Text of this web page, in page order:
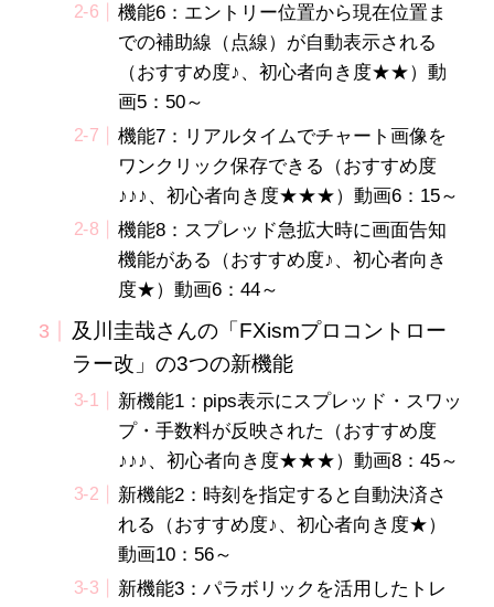
機能6：エントリー位置から現在位置ま
での補助線（点線）が自動表示される
（おすすめ度♪、初心者向き度★★）動
画5：50～
機能7：リアルタイムでチャート画像を
ワンクリック保存できる（おすすめ度
♪♪♪、初心者向き度★★★）動画6：15～
機能8：スプレッド急拡大時に画面告知
機能がある（おすすめ度♪、初心者向き
度★）動画6：44～
及川圭哉さんの「FXismプロコントロー
ラー改」の3つの新機能
新機能1：pips表示にスプレッド・スワッ
プ・手数料が反映された（おすすめ度
♪♪♪、初心者向き度★★★）動画8：45～
新機能2：時刻を指定すると自動決済さ
れる（おすすめ度♪、初心者向き度★）
動画10：56～
新機能3：パラボリックを活用したトレ